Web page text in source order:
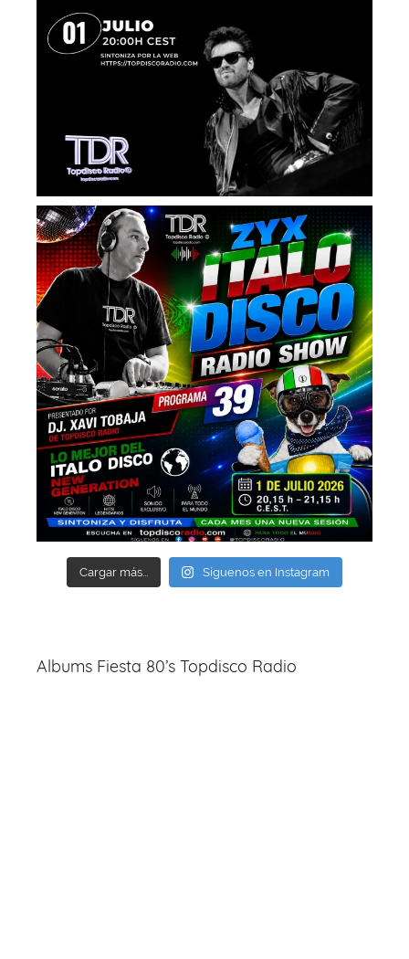
Cargar más... Síguenos en Instagram
Albums Fiesta 80’s Topdisco Radio